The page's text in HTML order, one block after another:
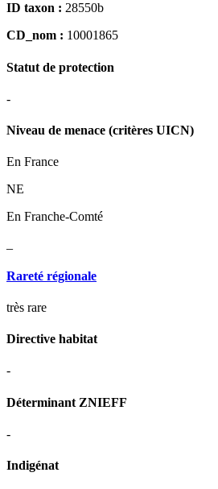
ID taxon : 28550b
CD_nom : 10001865
Statut de protection
-
Niveau de menace (critères UICN)
En France
NE
En Franche-Comté
Rareté régionale
très rare
Directive habitat
-
Déterminant ZNIEFF
-
Indigénat